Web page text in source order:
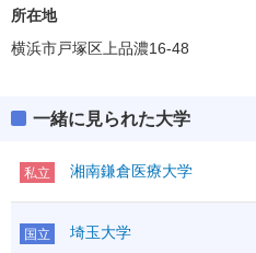
教科・科目数
英語資格・検定試験
外国
語
L
所在地
横浜市戸塚区上品濃16-48
一緒に見られた大学
私立 湘南鎌倉医療大学
国立 埼玉大学